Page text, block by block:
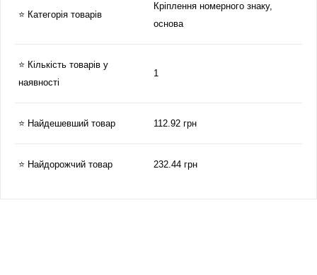
⭐ Категорія товарів
Кріплення номерного знаку,
основа
⭐ Кількість товарів у
наявності
1
⭐ Найдешевший товар 112.92 грн
⭐ Найдорожчий товар 232.44 грн